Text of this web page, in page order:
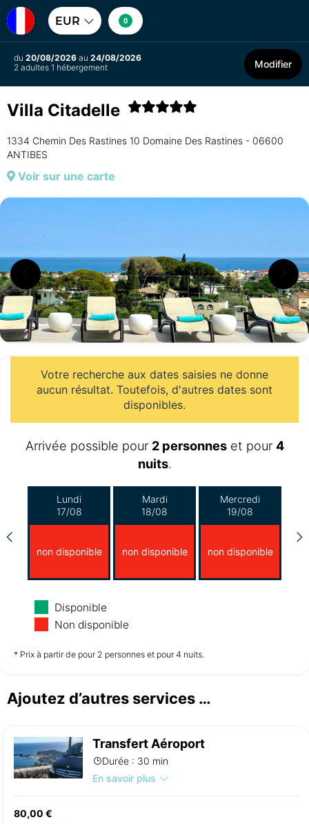
EUR 0
du 20/08/2026 au 24/08/2026
2 adultes 1 hébergement
Modifier
Villa Citadelle
1334 Chemin Des Rastines 10 Domaine Des Rastines - 06600
ANTIBES
Voir sur une carte
Votre recherche aux dates saisies ne donne
aucun résultat. Toutefois, d'autres dates sont
disponibles.
Arrivée possible pour 2 personneset pour 4
nuits.
Lundi
17/08
non disponible
Mardi
18/08
non disponible
Mercredi
19/08
non disponible
20/08
non disponible non disponible
Dimanche
non disponible
Disponible
Non disponible
* Prix à partir de pour 2 personnes et pour 4 nuits.
Ajoutez d’autres services …
Transfert Aéroport
Durée : 30 min
En savoir plus
80,00 €